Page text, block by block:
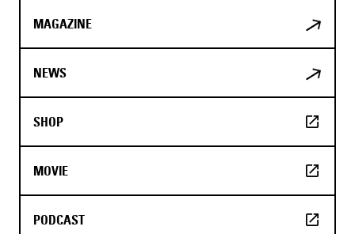
MAGAZINE
NEWS
SHOP
MOVIE
PODCAST